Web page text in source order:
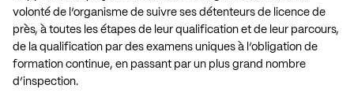
volonté de l’organisme de suivre ses détenteurs de licence de
près, à toutes les étapes de leur qualification et de leur parcours,
de la qualification par des examens uniques à l’obligation de
formation continue, en passant par un plus grand nombre
d’inspection.